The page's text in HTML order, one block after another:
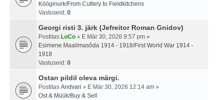
Kööginurk/From Cutlery to Fieldkitchens
Vastuseid: 0
Georgi risti 3. järk (Jefreitor Roman Gnidov)
Postitas LoCo » E Mär 30, 2026 9:57 pm »
Esimene Maailmasõda 1914 - 1918/First World War 1914 -
1918
Vastuseid: 0
Ostan pildil oleva märgi.
Postitas Andvari » E Mär 30, 2026 12:14 am »
Ost & Müük/Buy & Sell